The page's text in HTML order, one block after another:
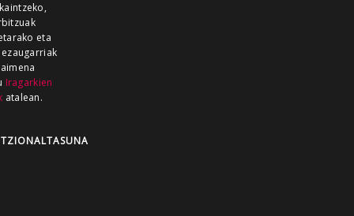
GUKA
GUKA
ZUMAIA GUKA
eta
Iragarkien
atalean.